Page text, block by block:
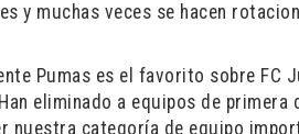
y muchas veces se hacen
Pumas es el favorito sobre FC
eliminado a equipos de primera
nuestra categoría de equipo